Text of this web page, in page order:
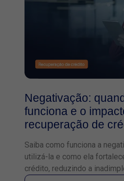
Negativação:
funciona e o
recuperação de
Saiba como funciona a
utilizá-la e como ela
crédito, reduzindo a